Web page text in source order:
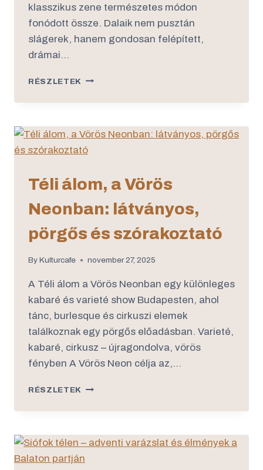
klasszikus zene természetes módon
fonódott össze. Dalaik nem pusztán
slágerek, hanem gondosan felépített,
drámai…
RÉSZLETEK
Téli álom, a Vörös
Neonban: látványos,
pörgős és szórakoztató
By Kulturcafe november 27, 2025
A Téli álom a Vörös Neonban egy különleges
kabaré és varieté show Budapesten, ahol
tánc, burlesque és cirkuszi elemek
találkoznak egy pörgős előadásban. Varieté,
kabaré, cirkusz – újragondolva, vörös
fényben A Vörös Neon célja az,…
RÉSZLETEK